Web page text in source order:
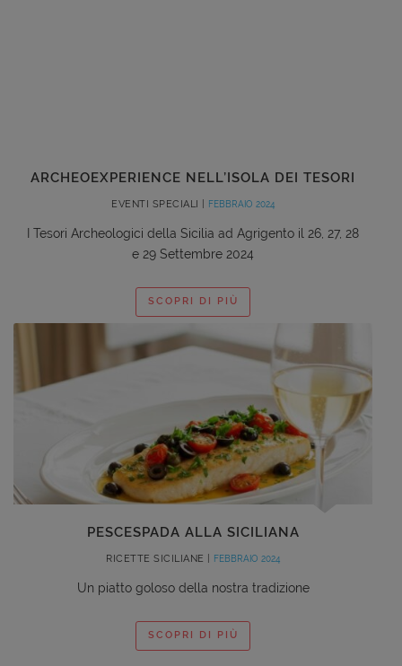
ARCHEOEXPERIENCE NELL’ISOLA DEI TESORI
EVENTI SPECIALI | FEBBRAIO 2024
I Tesori Archeologici della Sicilia ad Agrigento il 26, 27, 28
e 29 Settembre 2024
SCOPRI DI PIÙ
PESCESPADA ALLA SICILIANA
RICETTE SICILIANE | FEBBRAIO 2024
Un piatto goloso della nostra tradizione
SCOPRI DI PIÙ